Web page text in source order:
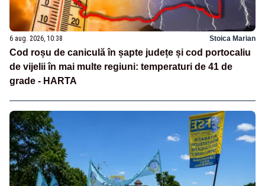
6 aug. 2026, 10:38 Stoica Marian
Cod roșu de caniculă în șapte județe și cod portocaliu
de vijelii în mai multe regiuni: temperaturi de 41 de
grade - HARTA